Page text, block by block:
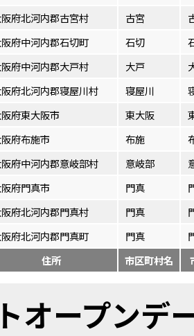
府北河内郡古宮村 古宮
府中河内郡石切町 石切
府中河内郡大戸村 大戸
府北河内郡寝屋川村 寝屋川
府東大阪市 東大阪
府布施市 布施
府中河内郡意岐部村 意岐部
府門真市 門真
府北河内郡門真村 門真
府北河内郡門真町 門真
住所 市区町村名
オープン